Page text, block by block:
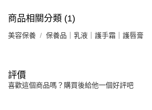
商品相關分類 (1)
美容保養 保養品｜乳液｜護手霜｜護唇膏
評價
喜歡這個商品嗎？購買後給他一個好評吧